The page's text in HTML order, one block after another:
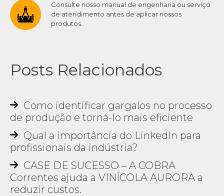
Consulte nosso manual de engenharia ou serviço
de atendimento antes de aplicar nossos
produtos.
Posts Relacionados
Como identificar gargalos no processo
de produção e torná-lo mais eficiente
Qual a importância do LinkedIn para
profissionais da indústria?
CASE DE SUCESSO – A COBRA
Correntes ajuda a VINÍCOLA AURORA a
reduzir custos.